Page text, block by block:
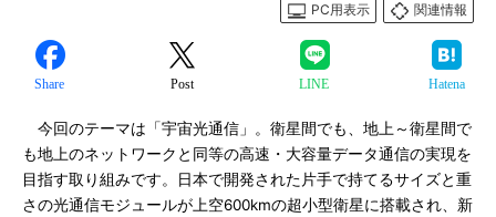
PC用表示
関連情報
Share Post LINE Hatena
今回のテーマは「宇宙光通信」。衛星間でも、地上～衛星間で
も地上のネットワークと同等の高速・大容量データ通信の実現を
目指す取り組みです。日本で開発された片手で持てるサイズと重
さの光通信モジュールが上空600kmの超小型衛星に搭載され、新